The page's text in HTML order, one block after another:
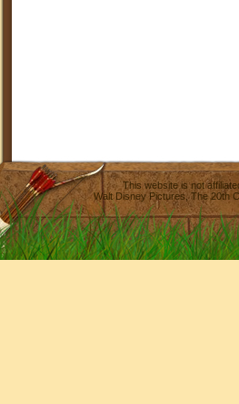
This website is not
Walt Disney Pictures,The 20th